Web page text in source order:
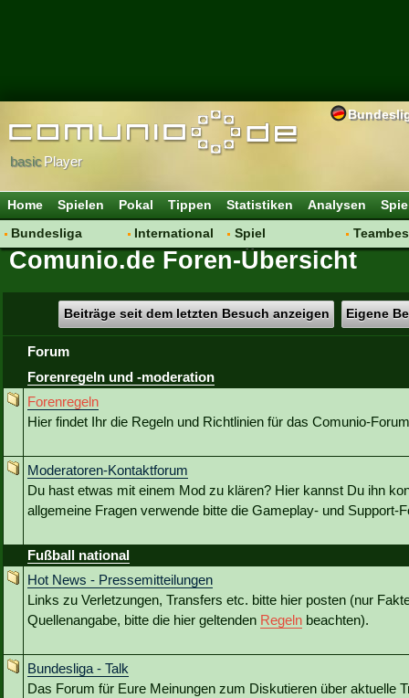
basicPlayer
Home Spielen Pokal Tippen Statistiken Analysen
Bundesliga
Hot News
Spielanalyse
Vereinsdiskussion
Vereinsfragen
International
Vereine
Spiel
Regeln & Tipps
Comunio.de Foren-Übersicht
Beiträge seit dem letzten Besuch anzeigen Eigene
Forum
Forenregeln und -moderation
Forenregeln
Hier findet Ihr die Regeln und Richtlinien für das Comunio-
Moderatoren-Kontaktforum
Du hast etwas mit einem Mod zu klären? Hier kannst Du ihn
allgemeine Fragen verwende bitte die Gameplay- und Support-
Fußball national
Hot News - Pressemitteilungen
Links zu Verletzungen, Transfers etc. bitte hier posten (nur
Quellenangabe, bitte die hier geltenden Regeln beachten).
Bundesliga - Talk
Das Forum für Eure Meinungen zum Diskutieren über aktuelle